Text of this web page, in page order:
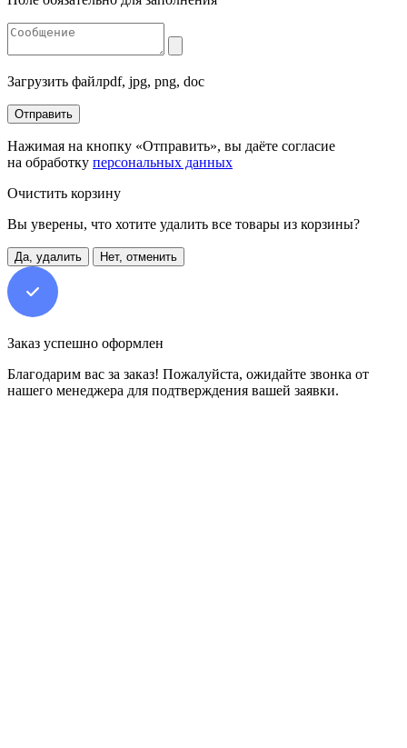
Загрузить файлpdf, jpg, png, doc
Отправить
Нажимая на кнопку «Отправить», вы даёте согласие
на обработку персональных данных
Очистить корзину
Вы уверены, что хотите удалить все товары из корзины?
Да, удалить Нет, отменить
Заказ успешно оформлен
Благодарим вас за заказ! Пожалуйста, ожидайте звонка от
нашего менеджера для подтверждения вашей заявки.